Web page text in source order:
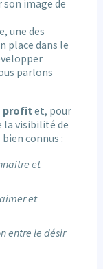
son image de
une des
place dans le
parlons
profit et, pour
la visibilité de
bien connus :
et
et
entre le désir